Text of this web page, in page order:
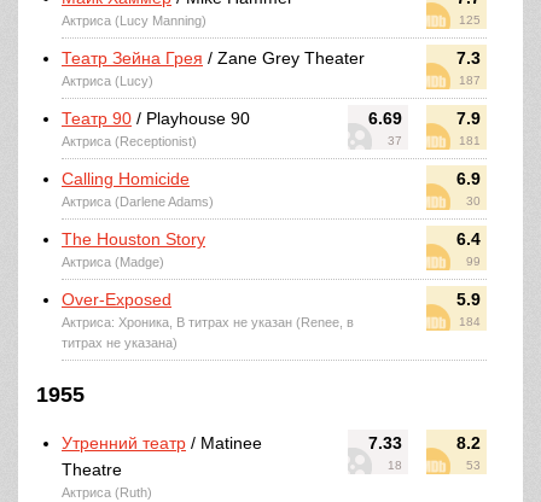
125
Актриса (Lucy Manning)
7.3
187
Театр Зейна Грея / Zane Grey Theater
Актриса (Lucy)
6.69
37
7.9
181
Театр 90 / Playhouse 90
Актриса (Receptionist)
6.9
30
Calling Homicide
Актриса (Darlene Adams)
6.4
99
The Houston Story
Актриса (Madge)
5.9
184
Over-Exposed
Актриса: Хроника, В титрах не указан (Renee, в
титрах не указана)
1955
7.33
18
8.2
53
Утренний театр / Matinee
Theatre
Актриса (Ruth)